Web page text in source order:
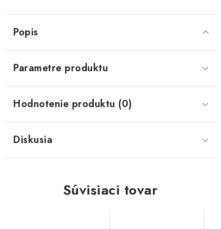
Popis
Parametre produktu
Hodnotenie produktu (0)
Diskusia
Súvisiaci tovar